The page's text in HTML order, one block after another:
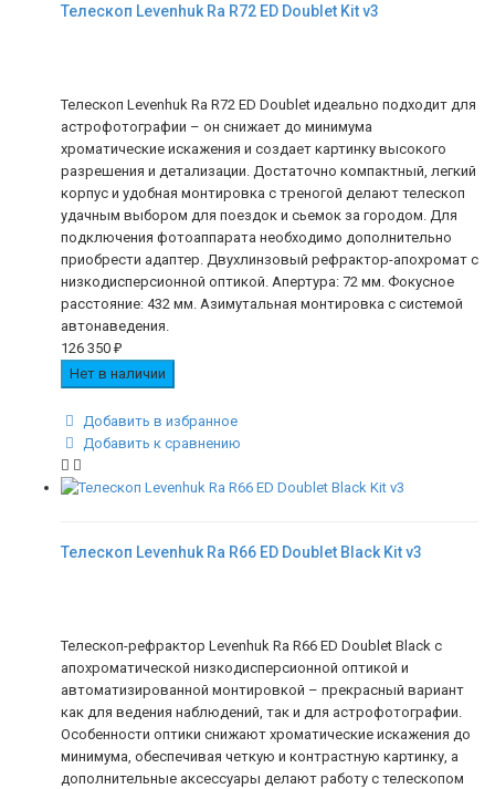
Телескоп Levenhuk Ra R72 ED Doublet Kit v3
Телескоп Levenhuk Ra R72 ED Doublet идеально подходит для
астрофотографии – он снижает до минимума
хроматические искажения и создает картинку высокого
разрешения и детализации. Достаточно компактный, легкий
корпус и удобная монтировка с треногой делают телескоп
удачным выбором для поездок и сьемок за городом. Для
подключения фотоаппарата необходимо дополнительно
приобрести адаптер. Двухлинзовый рефрактор-апохромат с
низкодисперсионной оптикой. Апертура: 72 мм. Фокусное
расстояние: 432 мм. Азимутальная монтировка с системой
автонаведения.
126 350 ₽
Нет в наличии
Добавить в избранное
Добавить к сравнению
Телескоп Levenhuk Ra R66 ED Doublet Black Kit v3
Телескоп-рефрактор Levenhuk Ra R66 ED Doublet Black с
апохроматической низкодисперсионной оптикой и
автоматизированной монтировкой – прекрасный вариант
как для ведения наблюдений, так и для астрофотографии.
Особенности оптики снижают хроматические искажения до
минимума, обеспечивая четкую и контрастную картинку, а
дополнительные аксессуары делают работу с телескопом